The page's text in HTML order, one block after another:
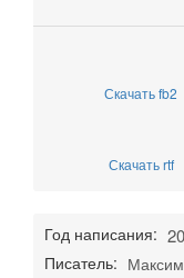
Скачать fb2
Скачать rtf
Год написания:
Писатель: